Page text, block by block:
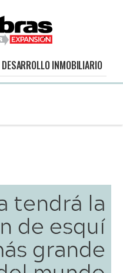
DESARROLLO INMOBILIARIO
tendrá la
de esquí
grande